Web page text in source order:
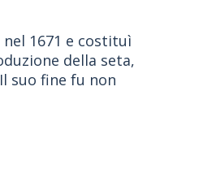
1671 e costituì
della seta,
suo fine fu non